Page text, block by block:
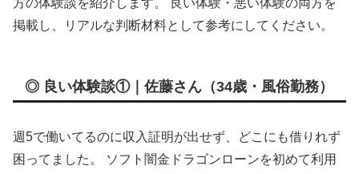
方の体験談を紹介します。 良い体験・悪い体験の両方を
掲載し、リアルな判断材料として参考にしてください。
◎ 良い体験談①｜佐藤さん（34歳・風俗勤務）
週5で働いてるのに収入証明が出せず、どこにも借りれず
困ってました。 ソフト闇金ドラゴンローンを初めて利用